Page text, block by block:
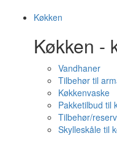
Køkken
Køkken -
Vandhaner
Tilbehør til
Køkkenvaske
Pakketilbud til
Tilbehør/
Skylleskåle til